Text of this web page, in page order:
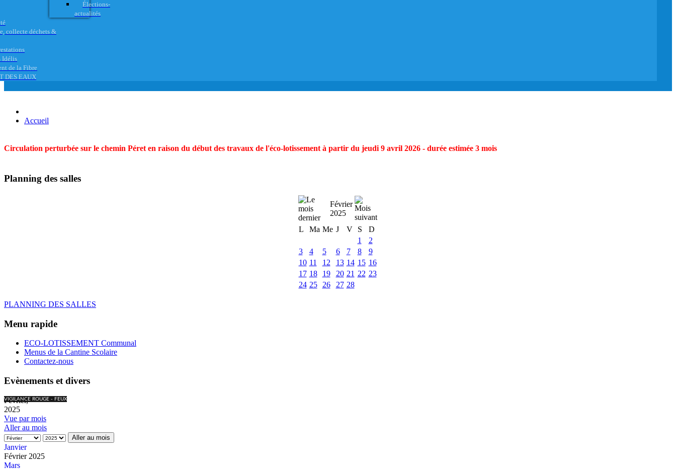
Élections-
actualités
collecte déchets &
Idélis
de la Fibre
DES EAUX
Accueil
Circulation perturbée sur le chemin Péret en raison du début des travaux de l'éco-lotissement à partir du jeudi 9 avril 2026 - durée estimée 3 mois
Planning des salles
Février
2025
L
Ma Me J V S
D
1
2
3
4 5 6 7 8
9
10 11 12 13 14 15 16
17 18 19 20 21 22 23
24 25 26 27 28
PLANNING DES SALLES
Menu rapide
ECO-LOTISSEMENT Communal
Menus de la Cantine Scolaire
Contactez-nous
Evènements et divers
VIGILANCE ROUGE - FEUX
Février,
2025
Vue par mois
Aller au mois
Aller au mois
Janvier
Février 2025
Mars